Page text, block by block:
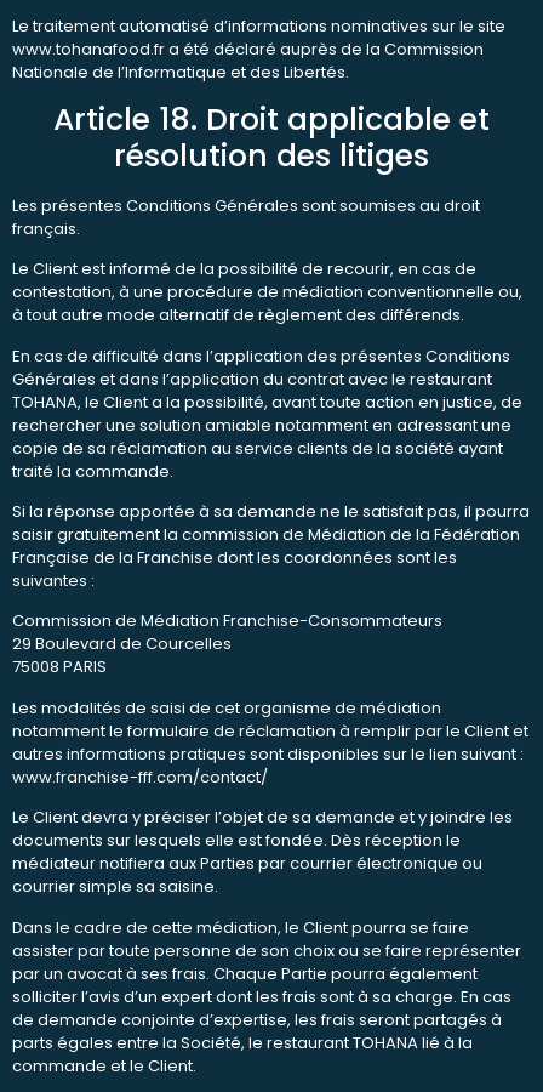
Le traitement automatisé d’informations nominatives sur le site
www.tohanafood.fr a été déclaré auprès de la Commission
Nationale de l’Informatique et des Libertés.
Article 18. Droit applicable et
résolution des litiges
Les présentes Conditions Générales sont soumises au droit
français.
Le Client est informé de la possibilité de recourir, en cas de
contestation, à une procédure de médiation conventionnelle ou,
à tout autre mode alternatif de règlement des différends.
En cas de difficulté dans l’application des présentes Conditions
Générales et dans l’application du contrat avec le restaurant
TOHANA, le Client a la possibilité, avant toute action en justice, de
rechercher une solution amiable notamment en adressant une
copie de sa réclamation au service clients de la société ayant
traité la commande.
Si la réponse apportée à sa demande ne le satisfait pas, il pourra
saisir gratuitement la commission de Médiation de la Fédération
Française de la Franchise dont les coordonnées sont les
suivantes :
Commission de Médiation Franchise-Consommateurs
29 Boulevard de Courcelles
75008 PARIS
Les modalités de saisi de cet organisme de médiation
notamment le formulaire de réclamation à remplir par le Client et
autres informations pratiques sont disponibles sur le lien suivant :
www.franchise-fff.com/contact/
Le Client devra y préciser l’objet de sa demande et y joindre les
documents sur lesquels elle est fondée. Dès réception le
médiateur notifiera aux Parties par courrier électronique ou
courrier simple sa saisine.
Dans le cadre de cette médiation, le Client pourra se faire
assister par toute personne de son choix ou se faire représenter
par un avocat à ses frais. Chaque Partie pourra également
solliciter l’avis d’un expert dont les frais sont à sa charge. En cas
de demande conjointe d’expertise, les frais seront partagés à
parts égales entre la Société, le restaurant TOHANA lié à la
commande et le Client.